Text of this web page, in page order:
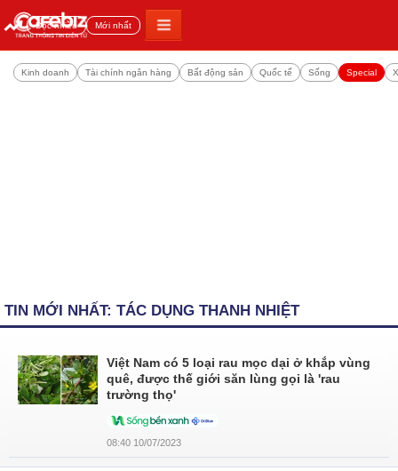
Đọc nhiều Mới nhất
Kinh doanh Tài chính ngân hàng Bất động sản Quốc tế Sống Special
TIN MỚI NHẤT: TÁC DỤNG THANH NHIỆT
Việt Nam có 5 loại rau mọc dại ở khắp vùng
quê, được thế giới săn lùng gọi là 'rau
trường thọ'
08:40 10/07/2023